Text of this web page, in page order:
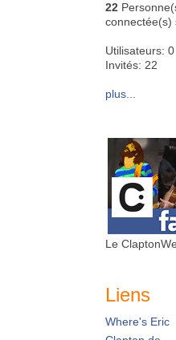
22
connectée(s)
Utilisateurs: 0
Invités: 22
plus...
Le
Liens
Where's Eric